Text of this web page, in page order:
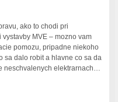
ako to chodi pri
vystavby MVE – mozno vam
pomozu, pripadne niekoho
sa dalo robit a hlavne co sa da
neschvalenych elektrarnach…